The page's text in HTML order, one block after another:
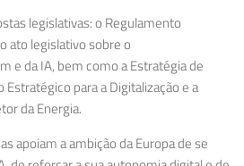
legislativas: o Regulamento
ato legislativo sobre o
e da IA, bem como aEstratégia de
Estratégico para a Digitalização e a
da Energia.
apoiam a ambição da Europa de se